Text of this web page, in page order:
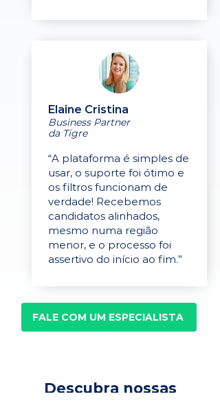
Elaine Cristina
Business Partner
da Tigre
“A plataforma é simples de
usar, o suporte foi ótimo e
os filtros funcionam de
verdade! Recebemos
candidatos alinhados,
mesmo numa região
menor, e o processo foi
assertivo do início ao fim.”
FALE COM UM ESPECIALISTA
Descubra nossas